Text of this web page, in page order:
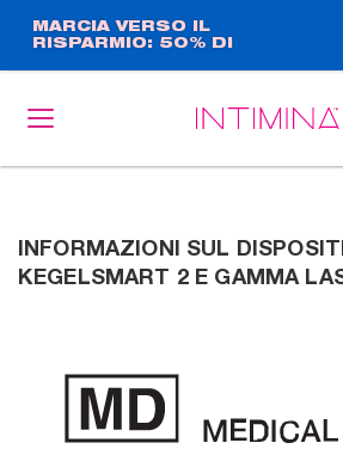
contenuto
principale
MARCIA VERSO IL
RISPARMIO: 50% DI
FORMATO COMPLETO!!
INFORMAZIONI SUL
KEGELSMART 2 E GAMMA